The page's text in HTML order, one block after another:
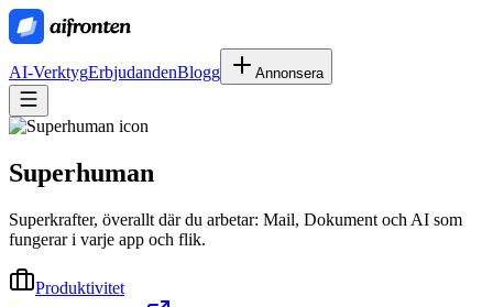
AI-VerktygErbjudandenBlogg Annonsera
Superhuman
Superkrafter, överallt där du arbetar: Mail, Dokument och AI som
fungerar i varje app och flik.
Produktivitet